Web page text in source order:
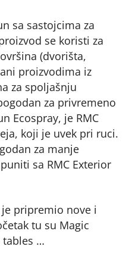
sa sastojcima za
se koristi za
(dvorišta,
proizvodima iz
za spoljašnju
za privremeno
Ecospray, je RMC
koji je uvek pri ruci.
za manje
sa RMC Exterior
pripremio nove i
tu su Magic
tables …